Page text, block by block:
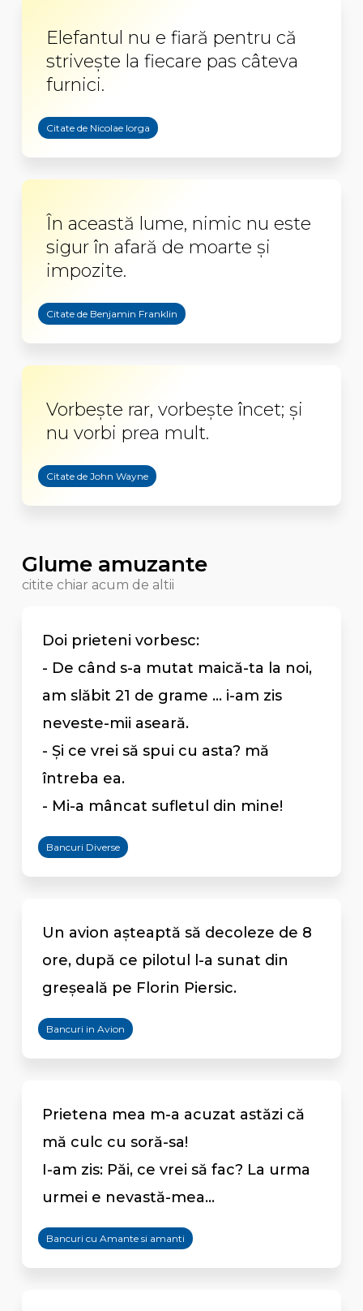
Elefantul nu e fiară pentru că
striveşte la fiecare pas câteva
furnici.
Citate de Nicolae Iorga
În această lume, nimic nu este
sigur în afară de moarte şi
impozite.
Citate de Benjamin Franklin
Vorbeşte rar, vorbeşte încet; şi
nu vorbi prea mult.
Citate de John Wayne
Glume amuzante
citite chiar acum de altii
Doi prieteni vorbesc:
- De când s-a mutat maică-ta la noi,
am slăbit 21 de grame ... i-am zis
neveste-mii aseară.
- Și ce vrei să spui cu asta? mă
întreba ea.
- Mi-a mâncat sufletul din mine!
Bancuri Diverse
Un avion aşteaptă să decoleze de 8
ore, după ce pilotul l-a sunat din
greşeală pe Florin Piersic.
Bancuri in Avion
Prietena mea m-a acuzat astăzi că
mă culc cu soră-sa!
I-am zis: Păi, ce vrei să fac? La urma
urmei e nevastă-mea...
Bancuri cu Amante si amanti